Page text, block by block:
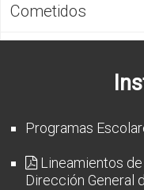
CFP
Cometidos
Programas
Lineamientos
Dirección General